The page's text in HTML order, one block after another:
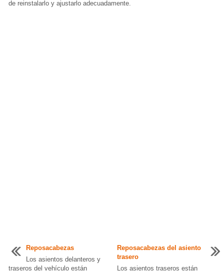
de reinstalarlo y ajustarlo adecuadamente.
Reposacabezas
Los asientos delanteros y
traseros del vehículo están
Reposacabezas del asiento
trasero
Los asientos traseros están